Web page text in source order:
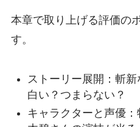
本章で取り上げる評価の
す。
ストーリー展開：斬
白い？つまらない？
キャラクターと声優